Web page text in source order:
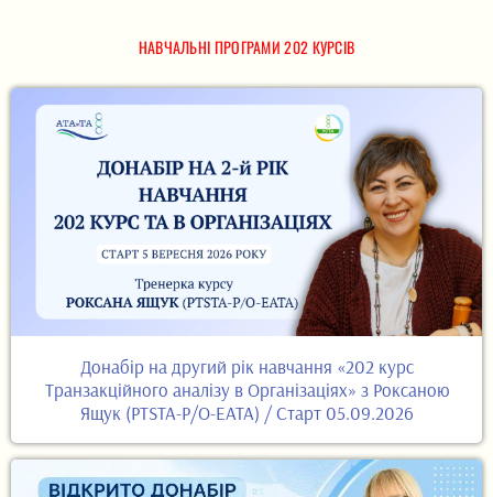
НАВЧАЛЬНІ ПРОГРАМИ 202 КУРСІВ
Донабір на другий рік навчання «202 курс
Транзакційного аналізу в Організаціях» з Роксаною
Ящук (PTSTA-P/O-EATA) / Старт 05.09.2026